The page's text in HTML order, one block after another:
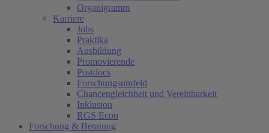
Organigramm
Karriere
Jobs
Praktika
Ausbildung
Promovierende
Postdocs
Forschungsumfeld
Chancengleichheit und Vereinbarkeit
Inklusion
RGS Econ
Forschung & Beratung